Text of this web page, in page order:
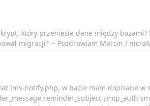
który przeniesie dane między
migracji? -- Pozdrawiam Marcin /
lms-notify.php, w bazie mam dopisane
reminder_subject smtp_auth